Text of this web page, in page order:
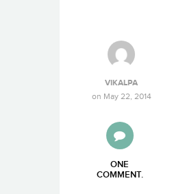
VIKALPA
on May 22, 2014
ONE
COMMENT.